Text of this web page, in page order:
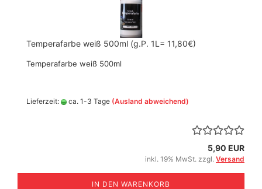
Temperafarbe weiß 500ml (g.P. 1L= 11,80€)
Temperafarbe weiß 500ml
Lieferzeit: ca. 1-3 Tage (Ausland abweichend)
5,90 EUR
inkl. 19% MwSt. zzgl. Versand
IN DEN WARENKORB